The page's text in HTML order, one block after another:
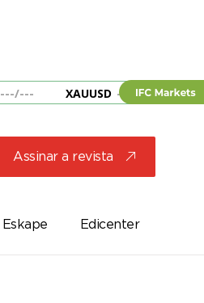
---/--- XAUUSD --- ---
Assinar a revista j
Eskape Edicenter